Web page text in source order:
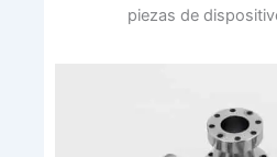
piezas de